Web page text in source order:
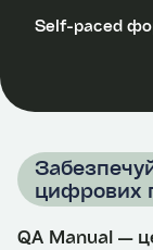
Self-paced
цифрових
QA Manual —